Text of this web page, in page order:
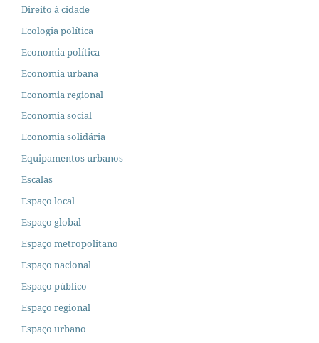
Direito à cidade
Ecologia política
Economia política
Economia urbana
Economia regional
Economia social
Economia solidária
Equipamentos urbanos
Escalas
Espaço local
Espaço global
Espaço metropolitano
Espaço nacional
Espaço público
Espaço regional
Espaço urbano